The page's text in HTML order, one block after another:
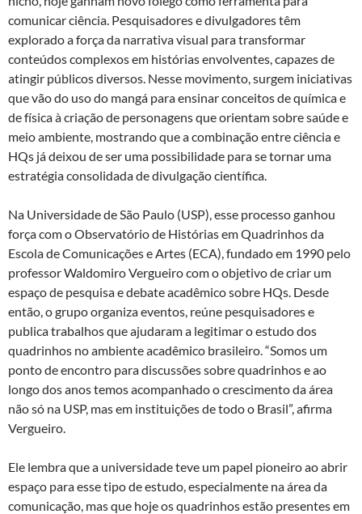
comunicar ciência. Pesquisadores e divulgadores têm
explorado a força da narrativa visual para transformar
conteúdos complexos em histórias envolventes, capazes de
atingir públicos diversos. Nesse movimento, surgem iniciativas
que vão do uso do mangá para ensinar conceitos de química e
de física à criação de personagens que orientam sobre saúde e
meio ambiente, mostrando que a combinação entre ciência e
HQs já deixou de ser uma possibilidade para se tornar uma
estratégia consolidada de divulgação científica.
Na Universidade de São Paulo (USP), esse processo ganhou
força com o Observatório de Histórias em Quadrinhos da
Escola de Comunicações e Artes (ECA), fundado em 1990 pelo
professor Waldomiro Vergueiro com o objetivo de criar um
espaço de pesquisa e debate acadêmico sobre HQs. Desde
então, o grupo organiza eventos, reúne pesquisadores e
publica trabalhos que ajudaram a legitimar o estudo dos
quadrinhos no ambiente acadêmico brasileiro. “Somos um
ponto de encontro para discussões sobre quadrinhos e ao
longo dos anos temos acompanhado o crescimento da área
não só na USP, mas em instituições de todo o Brasil”, afirma
Vergueiro.
Ele lembra que a universidade teve um papel pioneiro ao abrir
espaço para esse tipo de estudo, especialmente na área da
comunicação, mas que hoje os quadrinhos estão presentes em